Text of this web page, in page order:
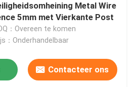
Metal Wire
5mm met Vierkante Post
：Overeen te komen
：Onderhandelbaar
Contacteer ons